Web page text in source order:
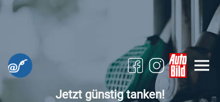
Jetzt günstig tanken!